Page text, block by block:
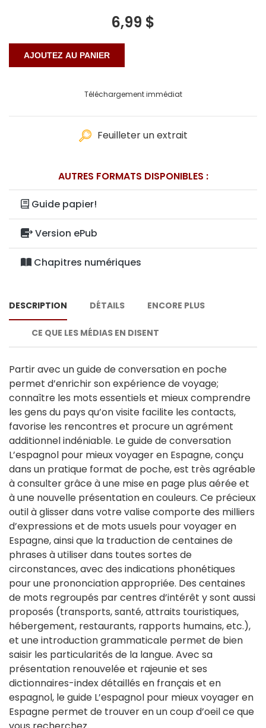
6,99 $
Téléchargement immédiat
Feuilleter un extrait
AUTRES FORMATS DISPONIBLES :
Guide papier!
Version ePub
Chapitres numériques
DESCRIPTION DÉTAILS ENCORE PLUS
CE QUE LES MÉDIAS EN DISENT
Partir avec un guide de conversation en poche
permet d’enrichir son expérience de voyage;
connaître les mots essentiels et mieux comprendre
les gens du pays qu’on visite facilite les contacts,
favorise les rencontres et procure un agrément
additionnel indéniable. Le guide de conversation
L’espagnol pour mieux voyager en Espagne, conçu
dans un pratique format de poche, est très agréable
à consulter grâce à une mise en page plus aérée et
à une nouvelle présentation en couleurs. Ce précieux
outil à glisser dans votre valise comporte des milliers
d’expressions et de mots usuels pour voyager en
Espagne, ainsi que la traduction de centaines de
phrases à utiliser dans toutes sortes de
circonstances, avec des indications phonétiques
pour une prononciation appropriée. Des centaines
de mots regroupés par centres d’intérêt y sont aussi
proposés (transports, santé, attraits touristiques,
hébergement, restaurants, rapports humains, etc.),
et une introduction grammaticale permet de bien
saisir les particularités de la langue. Avec sa
présentation renouvelée et rajeunie et ses
dictionnaires-index détaillés en français et en
espagnol, le guide L’espagnol pour mieux voyager en
Espagne permet de trouver en un coup d’oeil ce que